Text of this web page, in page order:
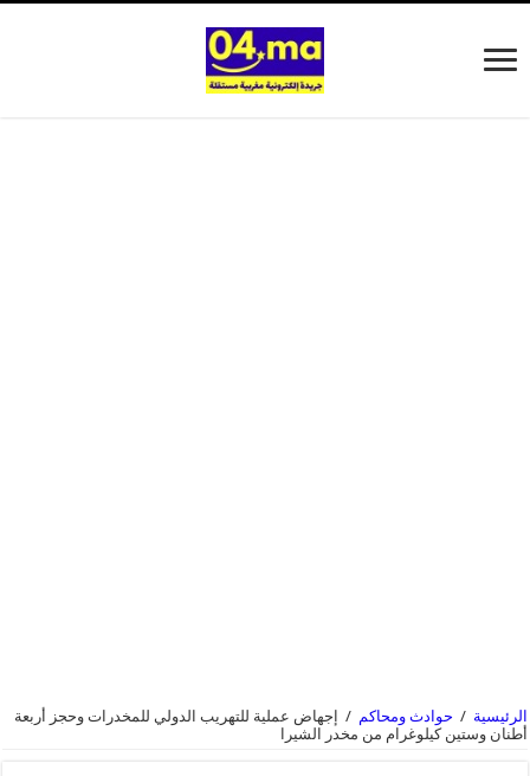
الرئيسية / حوادث ومحاكم /
إجهاض عملية للتهريب الدولي للمخدرات وحجز أربعة
أطنان وستين كيلوغرام من مخدر الشيرا